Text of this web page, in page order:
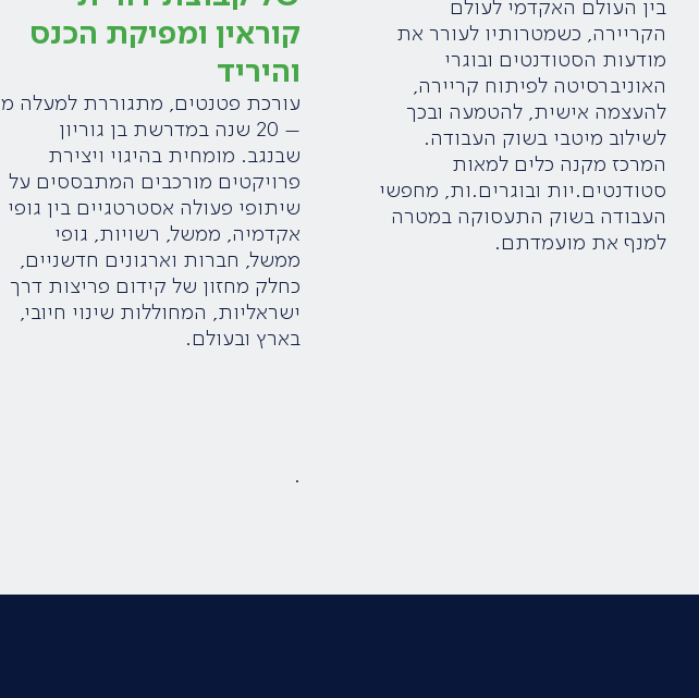
בין העולם האקדמי לעולם
הקריירה, כשמטרותיו לעורר את
מודעות הסטודנטים ובוגרי
האוניברסיטה לפיתוח קריירה,
להעצמה אישית, להטמעה ובכך
לשילוב מיטבי בשוק העבודה.
המרכז מקנה כלים למאות
סטודנטים.יות ובוגרים.ות, מחפשי
העבודה בשוק התעסוקה במטרה
למנף את מועמדתם.
קוראין ומפיקת הכנס
והיריד
עורכת פטנטים, מתגוררת למעלה מ
– 20 שנה במדרשת בן גוריון
שבנגב. מומחית בהיגוי ויצירת
פרויקטים מורכבים המתבססים על
שיתופי פעולה אסטרטגיים בין גופי
אקדמיה, ממשל, רשויות, גופי
ממשל, חברות וארגונים חדשניים,
כחלק מחזון של קידום פריצות דרך
ישראליות, המחוללות שינוי חיובי,
בארץ ובעולם.
.